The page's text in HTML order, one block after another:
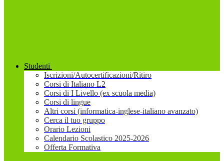
Studenti
Iscrizioni/Autocertificazioni/Ritiro
Corsi di Italiano L2
Corsi di I Livello (ex scuola media)
Corsi di lingue
Altri corsi (informatica-inglese-italiano avanzato)
Cerca il tuo gruppo
Orario Lezioni
Calendario Scolastico 2025-2026
Offerta Formativa